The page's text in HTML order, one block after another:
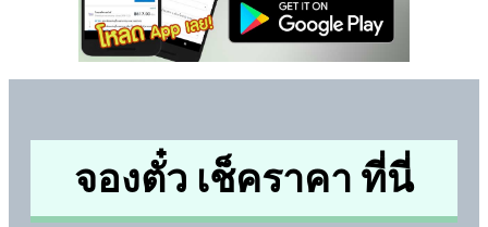
จองตั๋ว เช็คราคา ที่นี่